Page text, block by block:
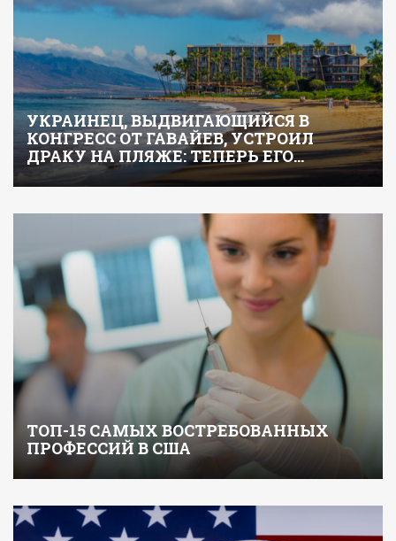
УКРАИНЕЦ, ВЫДВИГАЮЩИЙСЯ В
КОНГРЕСС ОТ ГАВАЙЕВ, УСТРОИЛ
ДРАКУ НА ПЛЯЖЕ: ТЕПЕРЬ ЕГО…
ТОП-15 САМЫХ ВОСТРЕБОВАННЫХ
ПРОФЕССИЙ В США